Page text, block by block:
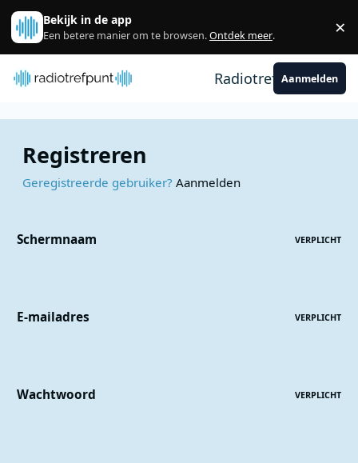
Spring naar bijdragen
Bekijk in de app
Een betere manier om te browsen.Ontdek meer. ×
RadiotrefpuntAanmelden
Registreren
Geregistreerde gebruiker? Aanmelden
Schermnaam VERPLICHT
E-mailadres VERPLICHT
Wachtwoord VERPLICHT